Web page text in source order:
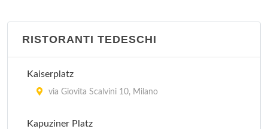
RISTORANTI TEDESCHI
Kaiserplatz
via Giovita Scalvini 10, Milano
Kapuziner Platz